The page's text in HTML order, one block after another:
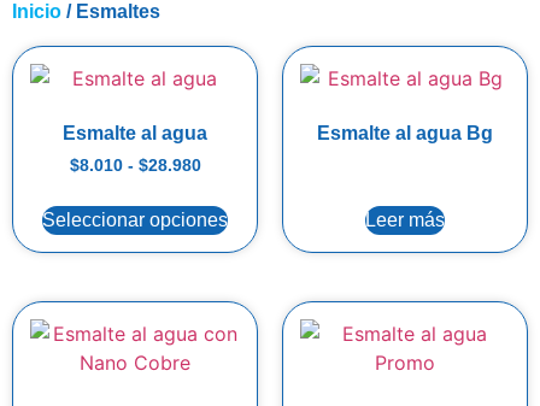
Inicio / Esmaltes
Esmalte al agua
$8.010 - $28.980
Seleccionar opciones
Esmalte al agua Bg
Leer más